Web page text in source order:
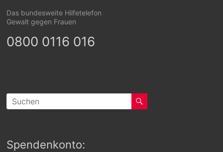
Das bundesweite Hilfetelefon
Gewalt gegen Frauen
0800 0116 016
Spendenkonto: